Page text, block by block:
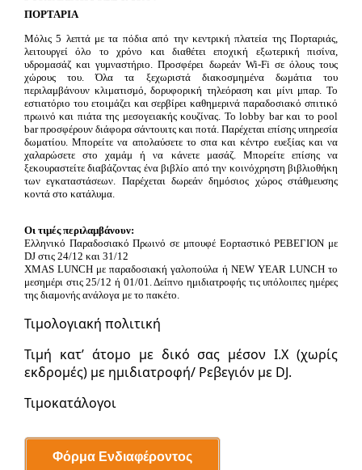
ΠΟΡΤΑΡΙΑ
Μόλις 5 λεπτά με τα πόδια από την κεντρική πλατεία της Πορταριάς,
λειτουργεί όλο το χρόνο και διαθέτει εποχική εξωτερική πισίνα,
υδρομασάζ και γυμναστήριο. Προσφέρει δωρεάν Wi-Fi σε όλους τους
χώρους του. Όλα τα ξεχωριστά διακοσμημένα δωμάτια του
περιλαμβάνουν κλιματισμό, δορυφορική τηλεόραση και μίνι μπαρ. Το
εστιατόριο του ετοιμάζει και σερβίρει καθημερινά παραδοσιακό σπιτικό
πρωινό και πιάτα της μεσογειακής κουζίνας. Το lobby bar και το pool
bar προσφέρουν διάφορα σάντουιτς και ποτά. Παρέχεται επίσης υπηρεσία
δωματίου. Μπορείτε να απολαύσετε το σπα και κέντρο ευεξίας και να
χαλαρώσετε στο χαμάμ ή να κάνετε μασάζ. Μπορείτε επίσης να
ξεκουραστείτε διαβάζοντας ένα βιβλίο από την κοινόχρηστη βιβλιοθήκη
των εγκαταστάσεων. Παρέχεται δωρεάν δημόσιος χώρος στάθμευσης
κοντά στο κατάλυμα.
Οι τιμές περιλαμβάνουν:
Ελληνικό Παραδοσιακό Πρωινό σε μπουφέ Εορταστικό ΡΕΒΕΓΙΟΝ με
DJ στις 24/12 και 31/12
ΧMAS LUNCH με παραδοσιακή γαλοπούλα ή NEW YEAR LUNCH το
μεσημέρι στις 25/12 ή 01/01. Δείπνο ημιδιατροφής τις υπόλοιπες ημέρες
της διαμονής ανάλογα με το πακέτο.
Τιμολογιακή πολιτική
Τιμή κατ’ άτομο με δικό σας μέσον Ι.Χ (χωρίς
εκδρομές) με ημιδιατροφή/ Ρεβεγιόν με DJ.
Τιμοκατάλογοι